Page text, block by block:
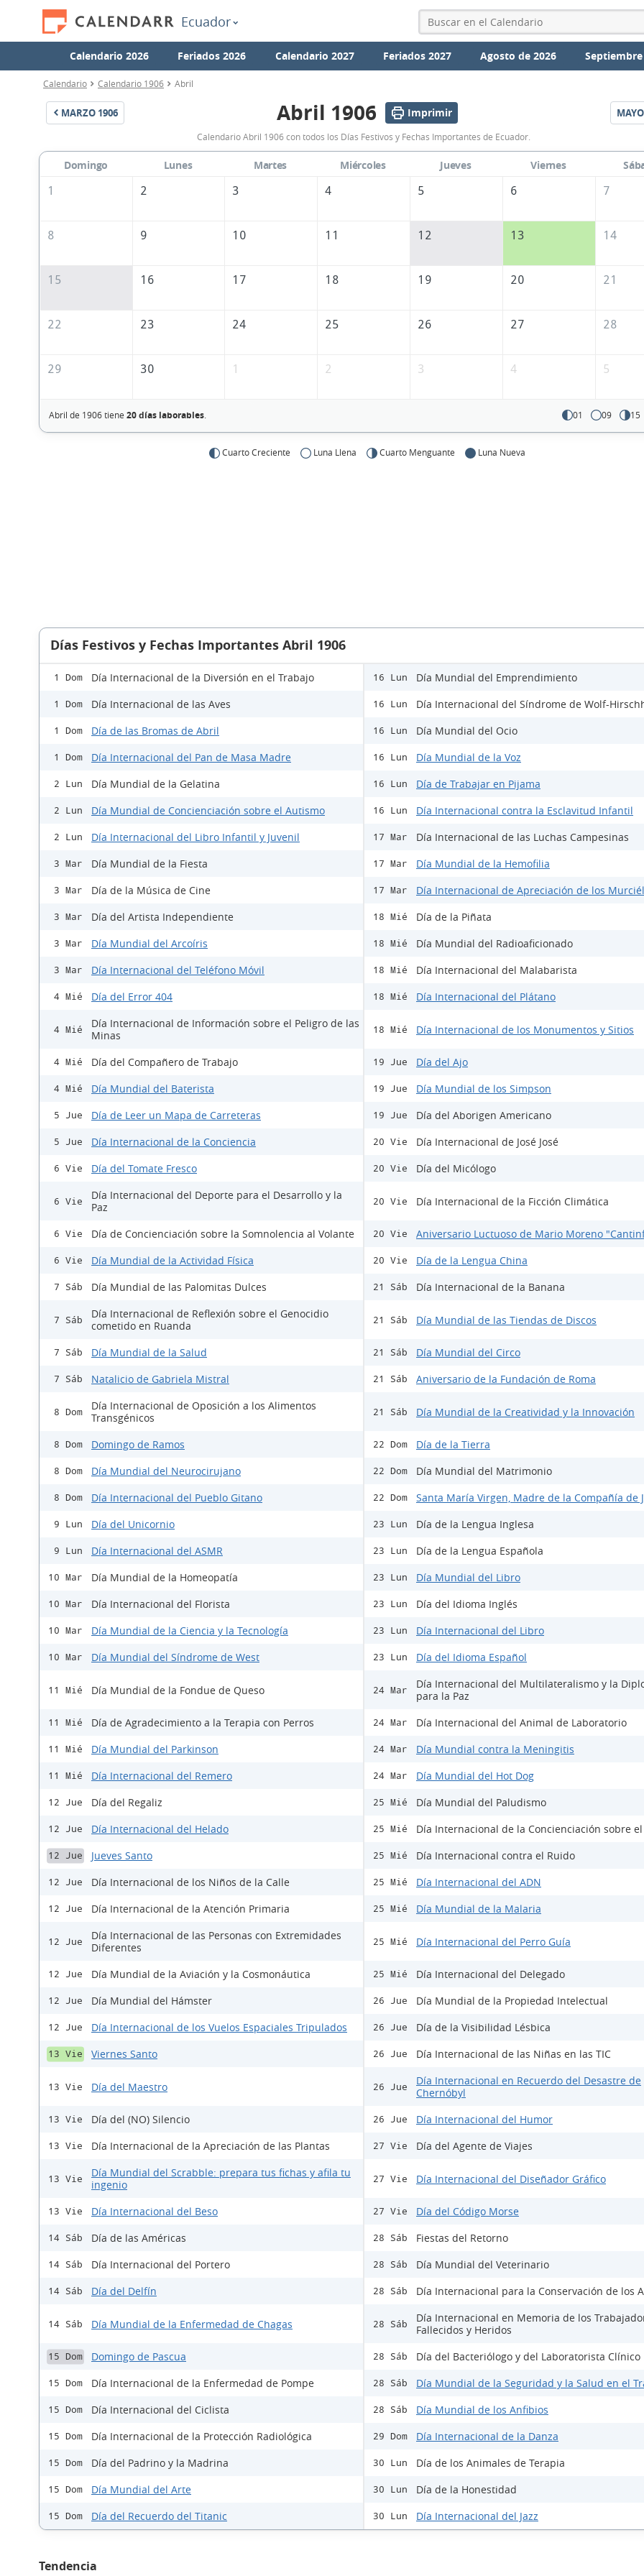
Ecuador
Calendario 2026 Feriados 2026 Calendario 2027 Feriados 2027 Agosto de 2026
Calendario Calendario 1906 Abril
MARZO 1906
Calendario
Abril
1906
Ecuador
Abril 1906 Imprimir MAYO
Calendario Abril 1906 con todos los Días Festivos y Fechas Importantes de Ecuador.
Domingo Lunes Martes Miércoles Jueves Viernes
1
2 3 4 5 6 7
8 9 10 11 12 13 14
15 16 17 18 19 20 21
22 23 24 25 26 27 28
29 30 1 2 3 4 5
Abril de 1906 tiene 20 días laborables. 01 09 15
Cuarto Creciente Luna Llena Cuarto Menguante Luna Nueva
Días Festivos y Fechas Importantes Abril 1906
1 Dom Día Internacional de la Diversión en el Trabajo
1 Dom Día Internacional de las Aves
1 Dom Día de las Bromas de Abril
1 Dom Día Internacional del Pan de Masa Madre
2 Lun Día Mundial de la Gelatina
2 Lun Día Mundial de Concienciación sobre el Autismo
2 Lun Día Internacional del Libro Infantil y Juvenil
3 Mar Día Mundial de la Fiesta
3 Mar Día de la Música de Cine
3 Mar Día del Artista Independiente
3 Mar Día Mundial del Arcoíris
3 Mar Día Internacional del Teléfono Móvil
4 Mié Día del Error 404
4 Mié
Día Internacional de Información sobre el Peligro de las
Minas
4 Mié Día del Compañero de Trabajo
4 Mié Día Mundial del Baterista
5 Jue Día de Leer un Mapa de Carreteras
5 Jue Día Internacional de la Conciencia
6 Vie Día del Tomate Fresco
6 Vie
Día Internacional del Deporte para el Desarrollo y la
Paz
6 Vie Día de Concienciación sobre la Somnolencia al Volante
6 Vie Día Mundial de la Actividad Física
7 Sáb Día Mundial de las Palomitas Dulces
7 Sáb
Día Internacional de Reflexión sobre el Genocidio
cometido en Ruanda
7 Sáb Día Mundial de la Salud
7 Sáb Natalicio de Gabriela Mistral
8 Dom
Día Internacional de Oposición a los Alimentos
Transgénicos
8 Dom Domingo de Ramos
8 Dom Día Mundial del Neurocirujano
8 Dom Día Internacional del Pueblo Gitano
9 Lun Día del Unicornio
9 Lun Día Internacional del ASMR
10 Mar Día Mundial de la Homeopatía
10 Mar Día Internacional del Florista
10 Mar Día Mundial de la Ciencia y la Tecnología
10 Mar Día Mundial del Síndrome de West
11 Mié Día Mundial de la Fondue de Queso
11 Mié Día de Agradecimiento a la Terapia con Perros
11 Mié Día Mundial del Parkinson
11 Mié Día Internacional del Remero
12 Jue Día del Regaliz
12 Jue Día Internacional del Helado
12 Jue Jueves Santo
12 Jue Día Internacional de los Niños de la Calle
12 Jue Día Internacional de la Atención Primaria
12 Jue
Día Internacional de las Personas con Extremidades
Diferentes
12 Jue Día Mundial de la Aviación y la Cosmonáutica
12 Jue Día Mundial del Hámster
12 Jue Día Internacional de los Vuelos Espaciales Tripulados
13 Vie Viernes Santo
13 Vie Día del Maestro
13 Vie Día del (NO) Silencio
13 Vie Día Internacional de la Apreciación de las Plantas
13 Vie
Día Mundial del Scrabble: prepara tus fichas y afila tu
ingenio
13 Vie Día Internacional del Beso
14 Sáb Día de las Américas
14 Sáb Día Internacional del Portero
14 Sáb Día del Delfín
14 Sáb Día Mundial de la Enfermedad de Chagas
15 Dom Domingo de Pascua
15 Dom Día Internacional de la Enfermedad de Pompe
15 Dom Día Internacional del Ciclista
15 Dom Día Internacional de la Protección Radiológica
15 Dom Día del Padrino y la Madrina
15 Dom Día Mundial del Arte
15 Dom Día del Recuerdo del Titanic
16 Lun Día Mundial del Emprendimiento
16 Lun Día Internacional del Síndrome de Wolf-
16 Lun Día Mundial del Ocio
16 Lun Día Mundial de la Voz
16 Lun Día de Trabajar en Pijama
16 Lun Día Internacional contra la Esclavitud Infantil
17 Mar Día Internacional de las Luchas Campesinas
17 Mar Día Mundial de la Hemofilia
17 Mar Día Internacional de Apreciación de los
18 Mié Día de la Piñata
18 Mié Día Mundial del Radioaficionado
18 Mié Día Internacional del Malabarista
18 Mié Día Internacional del Plátano
18 Mié Día Internacional de los Monumentos y Sitios
19 Jue Día del Ajo
19 Jue Día Mundial de los Simpson
19 Jue Día del Aborigen Americano
20 Vie Día Internacional de José José
20 Vie Día del Micólogo
20 Vie Día Internacional de la Ficción Climática
20 Vie Aniversario Luctuoso de Mario Moreno
20 Vie Día de la Lengua China
21 Sáb Día Internacional de la Banana
21 Sáb Día Mundial de las Tiendas de Discos
21 Sáb Día Mundial del Circo
21 Sáb Aniversario de la Fundación de Roma
21 Sáb Día Mundial de la Creatividad y la Innovación
22 Dom Día de la Tierra
22 Dom Día Mundial del Matrimonio
22 Dom Santa María Virgen, Madre de la Compañía de
23 Lun Día de la Lengua Inglesa
23 Lun Día de la Lengua Española
23 Lun Día Mundial del Libro
23 Lun Día del Idioma Inglés
23 Lun Día Internacional del Libro
23 Lun Día del Idioma Español
24 Mar
Día Internacional del Multilateralismo y la
para la Paz
24 Mar Día Internacional del Animal de Laboratorio
24 Mar Día Mundial contra la Meningitis
24 Mar Día Mundial del Hot Dog
25 Mié Día Mundial del Paludismo
25 Mié Día Internacional de la Concienciación sobre
25 Mié Día Internacional contra el Ruido
25 Mié Día Internacional del ADN
25 Mié Día Mundial de la Malaria
25 Mié Día Internacional del Perro Guía
25 Mié Día Internacional del Delegado
26 Jue Día Mundial de la Propiedad Intelectual
26 Jue Día de la Visibilidad Lésbica
26 Jue Día Internacional de las Niñas en las TIC
26 Jue
Día Internacional en Recuerdo del Desastre de
Chernóbyl
26 Jue Día Internacional del Humor
27 Vie Día del Agente de Viajes
27 Vie Día Internacional del Diseñador Gráfico
27 Vie Día del Código Morse
28 Sáb Fiestas del Retorno
28 Sáb Día Mundial del Veterinario
28 Sáb Día Internacional para la Conservación de los
28 Sáb
Día Internacional en Memoria de los
Fallecidos y Heridos
28 Sáb Día del Bacteriólogo y del Laboratorista Clínico
28 Sáb Día Mundial de la Seguridad y la Salud en el
28 Sáb Día Mundial de los Anfibios
29 Dom Día Internacional de la Danza
30 Lun Día de los Animales de Terapia
30 Lun Día de la Honestidad
30 Lun Día Internacional del Jazz
Tendencia